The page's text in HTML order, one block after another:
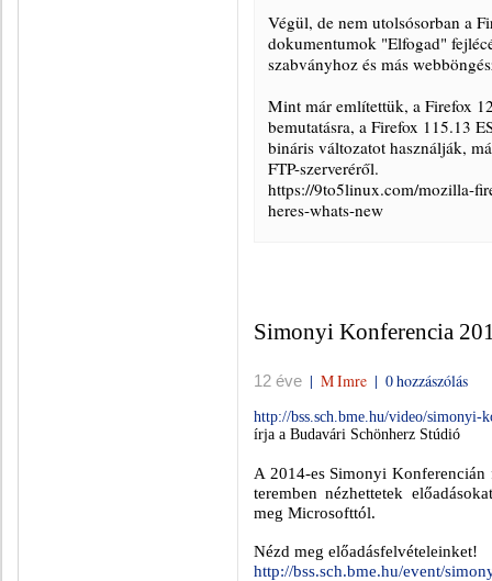
Végül, de nem utolsósorban a
dokumentumok "Elfogad"
szabványhoz és más
Mint már említettük, a Firefox
bemutatásra, a Firefox 115.13
bináris változatot használják,
FTP-szerveréről.
https://9to5linux.com/mozilla-
heres-whats-new
Simonyi Konferencia
12 éve | M Imre | 0 hozzászólás
http://bss.sch.bme.hu/video/
írja a Budavári Schönherz Stúdió
A 2014-es Simonyi
teremben nézhettetek
meg Microsofttól.
Nézd meg előadásfelvételeinket!
http://bss.sch.bme.hu/event/